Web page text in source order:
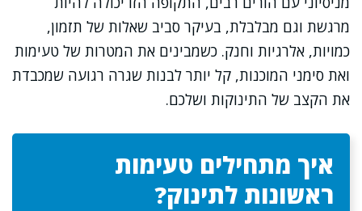
מרגשת וגם מבלבלת, בעיקר סביב שאלות של תזמון,
כמויות, אלרגיות וחנק. כשמבינים את המטרות של טעימות
ואת סימני המוכנות, קל יותר לבנות שגרה רגועה שמכבדת
את הקצב של התינוקות ושלכם.
איך מתחילים טעימות
ראשונות לתינוק?